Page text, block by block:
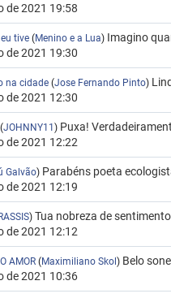
de 2021 19:58
tive (Menino e a Lua) Imagino
de 2021 19:30
na cidade (Jose Fernando Pinto)
de 2021 12:30
(JOHNNY11) Puxa!
de 2021 12:22
Galvão) Parabéns poeta
de 2021 12:19
) Tua nobreza de
de 2021 12:12
AMOR (Maximiliano Skol) Belo
de 2021 10:36